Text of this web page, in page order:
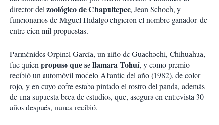
director del zoológico de Chapultepec, Jean Schoch, y
funcionarios de Miguel Hidalgo eligieron el nombre ganador, de
entre cien mil propuestas.
Parménides Orpinel García, un niño de Guachochi, Chihuahua,
fue quien propuso que se llamara Tohuí, y como premio
recibió un automóvil modelo Altantic del año (1982), de color
rojo, y en cuyo cofre estaba pintado el rostro del panda, además
de una supuesta beca de estudios, que, asegura en entrevista 30
años después, nunca recibió.